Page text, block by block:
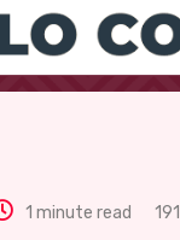
1 minute read 191